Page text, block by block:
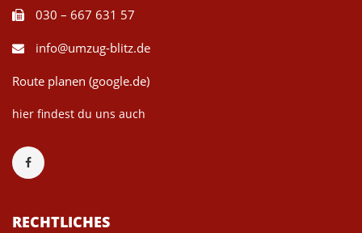
030 – 667 631 57
info@umzug-blitz.de
Route planen (google.de)
hier findest du uns auch
RECHTLICHES